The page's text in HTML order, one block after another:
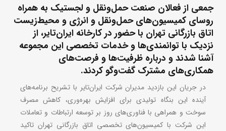
جمعی از فعالان صنعت حمل‌ونقل و لجستیک به همراه
روسای کمیسیون‌‌های حمل‌ونقل و انرژی و محیط‌زیست
اتاق بازرگانی تهران با حضور در کارخانه ایران‌‌تایر، از
نزدیک با توانمندی‌ها و خدمات تخصصی این مجموعه
آشنا شدند و درباره ظرفیت‌ها و فرصت‌های
همکاری‌های مشترک گفت‌وگو کردند.
در جریان این بازدید مدیران شرکت ایران‌تایر با تشریح برنامه‌های
آینده این بنگاه تولیدی برای افزایش بهره‌وری، کاهش مصرف
سوخت و همراهی با فناوری‌های روز بر توسعه ارتباطات و تعاملات
این شرکت با کمیسیون‌های تخصصی اتاق بازرگانی تهران تاکید